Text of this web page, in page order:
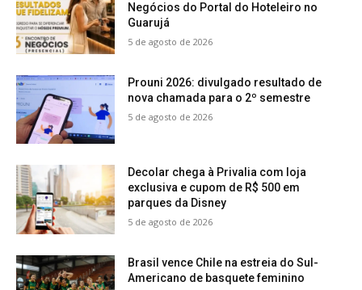
Negócios do Portal do Hoteleiro no
Guarujá
5 de agosto de 2026
Prouni 2026: divulgado resultado de
nova chamada para o 2º semestre
5 de agosto de 2026
Decolar chega à Privalia com loja
exclusiva e cupom de R$ 500 em
parques da Disney
5 de agosto de 2026
Brasil vence Chile na estreia do Sul-
Americano de basquete feminino